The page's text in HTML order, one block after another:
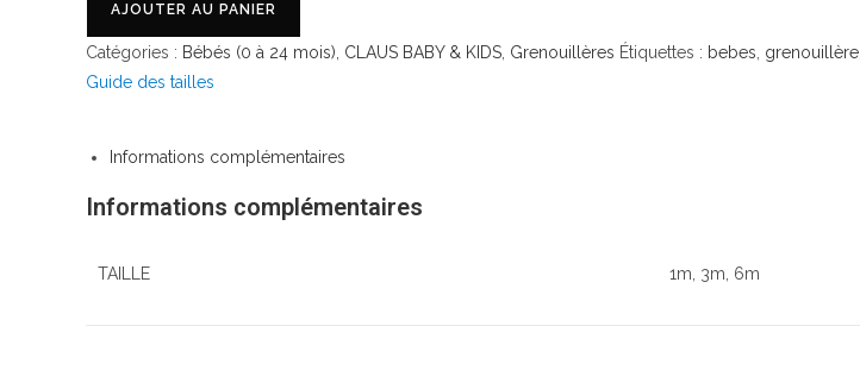
AJOUTER AU PANIER
Catégories : Bébés (0 à 24 mois) CLAUS BABY & KIDS Grenouillères Étiquettes : bebes grenouillère
Guide des tailles
Informations complémentaires
Informations complémentaires
TAILLE 1m, 3m, 6m